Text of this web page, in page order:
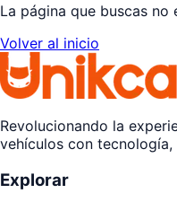
La página que buscas no
Volver al inicio
Revolucionando la
vehículos con
Explorar